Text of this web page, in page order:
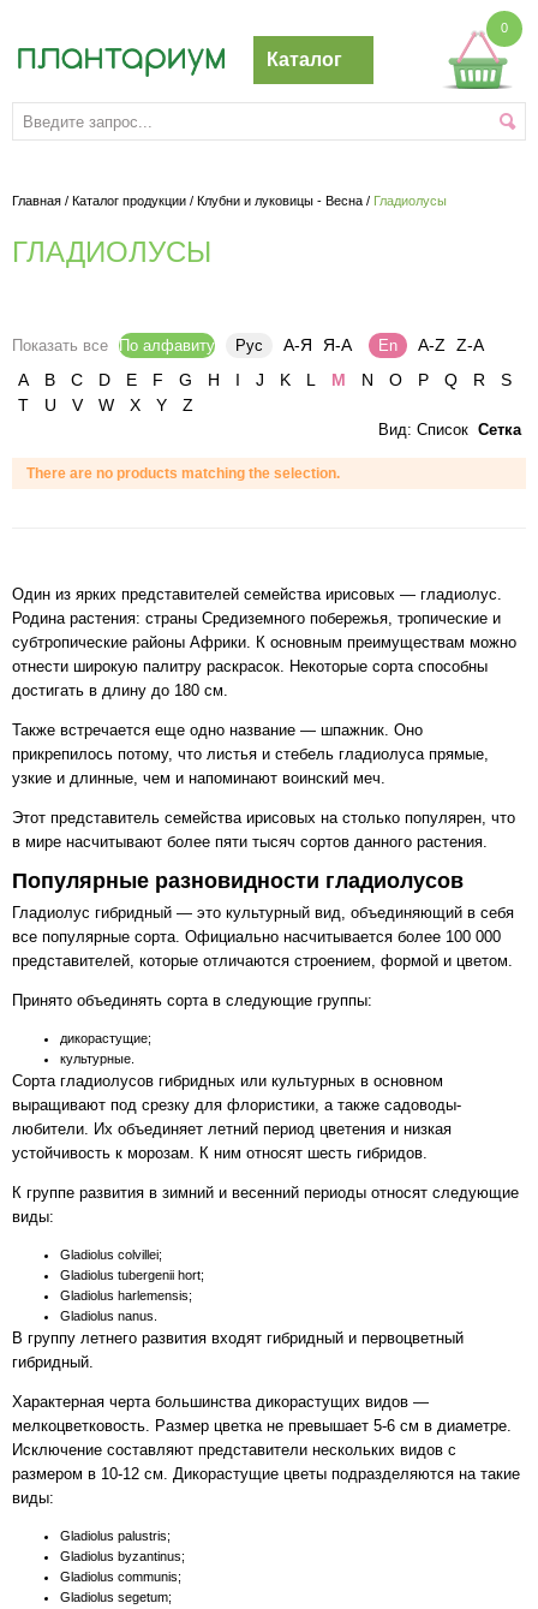
Каталог
0
Главная / Каталог продукции / Клубни и луковицы - Весна / Гладиолусы
ГЛАДИОЛУСЫ
Показать все По алфавиту Рус А-Я Я-А En A-Z
Z-A
A
B C D E F G H I J K L M N O P Q R
S
T
U V W X Y Z
Вид: Список Сетка
There are no products matching the selection.
Один из ярких представителей семейства ирисовых — гладиолус.
Родина растения: страны Средиземного побережья, тропические и
субтропические районы Африки. К основным преимуществам можно
отнести широкую палитру раскрасок. Некоторые сорта способны
достигать в длину до 180 см.
Также встречается еще одно название — шпажник‎. Оно
прикрепилось потому, что листья и стебель гладиолуса прямые,
узкие и длинные, чем и напоминают воинский меч.
Этот представитель семейства ирисовых на столько популярен, что
в мире насчитывают более пяти тысяч сортов данного растения.
Популярные разновидности гладиолусов
Гладиолус гибридный — это культурный вид, объединяющий в себя
все популярные сорта. Официально насчитывается более 100 000
представителей, которые отличаются строением, формой и цветом.
Принято объединять сорта в следующие группы:
дикорастущие;
культурные.
Сорта гладиолусов гибридных или культурных в основном
выращивают под срезку для флористики, а также садоводы-
любители. Их объединяет летний период цветения и низкая
устойчивость к морозам. К ним относят шесть гибридов.
К группе развития в зимний и весенний периоды относят следующие
виды:
Gladiolus colvillei;
Gladiolus tubergenii hort;
Gladiolus harlemensis;
Gladiolus nanus.
В группу летнего развития входят гибридный и первоцветный
гибридный.
Характерная черта большинства дикорастущих видов —
мелкоцветковость. Размер цветка не превышает 5-6 см в диаметре.
Исключение составляют представители нескольких видов с
размером в 10-12 см. Дикорастущие цветы подразделяются на такие
виды:
Gladiolus palustris;
Gladiolus byzantinus;
Gladiolus communis;
Gladiolus segetum;